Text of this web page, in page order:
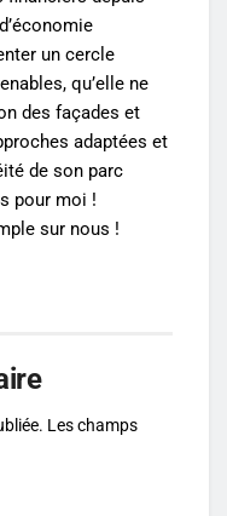
un cercle
qu’elle ne
des façades et
adaptées et
de son parc
pour moi !
sur nous !
Les champs